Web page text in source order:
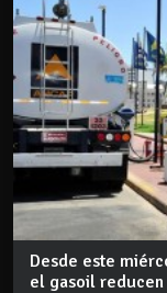
Desde este
el gasoil